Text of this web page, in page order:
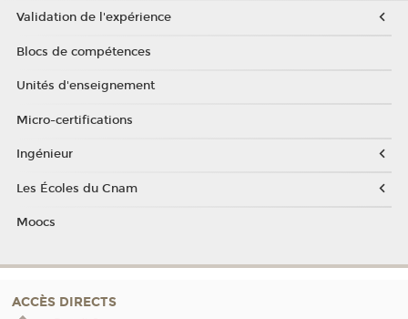
Validation de l'expérience
Blocs de compétences
Unités d'enseignement
Micro-certifications
Ingénieur
Les Écoles du Cnam
Moocs
ACCÈS DIRECTS